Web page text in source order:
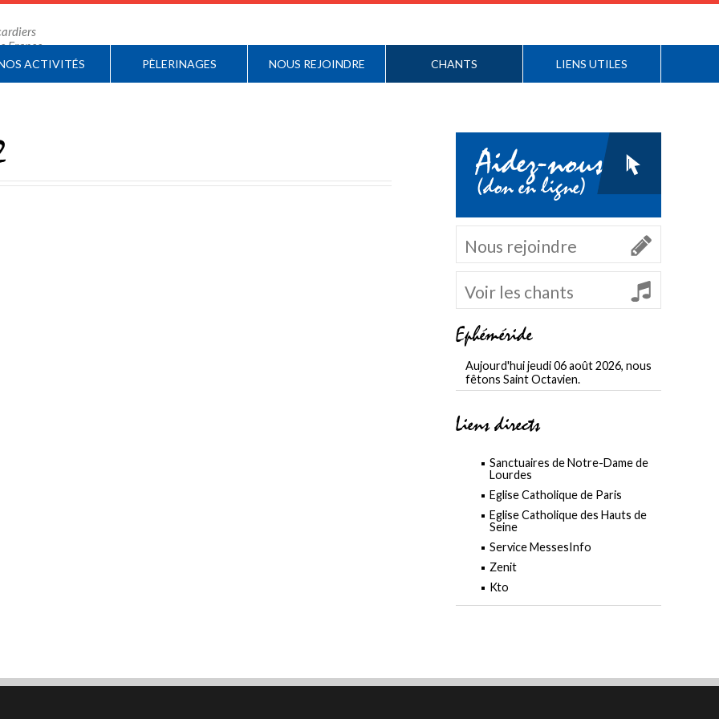
France
ACTIVITÉS PÈLERINAGES NOUS REJOINDRE CHANTS LIENS UTILES
Aidez-nous
(don en ligne)
Nous rejoindre
Voir les chants
Ephéméride
Aujourd'hui jeudi 06 août 2026, nous
fêtons Saint Octavien.
Liens directs
Sanctuaires de Notre-Dame de
Lourdes
Eglise Catholique de Paris
Eglise Catholique des Hauts de
Seine
Service MessesInfo
Zenit
Kto